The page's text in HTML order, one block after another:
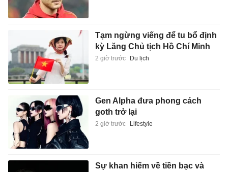
Tạm ngừng viếng để tu bổ định
kỳ Lăng Chủ tịch Hồ Chí Minh
2 giờ trước Du lịch
Gen Alpha đưa phong cách
goth trở lại
2 giờ trước Lifestyle
Sự khan hiếm về tiền bạc và